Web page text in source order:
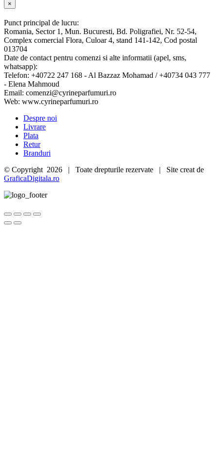
Close
product
view
×
Punct principal de lucru:
Romania, Sector 1, Mun. Bucuresti, Bd. Poligrafiei, Nr. 52-54,
Complex comercial Flora, Culoar 4, stand 141-142, Cod postal
013704
Date de contact pentru comenzi si alte informatii (apel, sms,
whatsapp):
Telefon: +40722 247 168 - Al Bazzaz Mohamad / +40734 043 777
- Elena Mahmoud
Email: comenzi@cyrineparfumuri.ro
Web: www.cyrineparfumuri.ro
Despre noi
Livrare
Plata
Retur
Branduri
© Copyright 2026 | Toate drepturile rezervate | Site creat de
GraficaDigitala.ro